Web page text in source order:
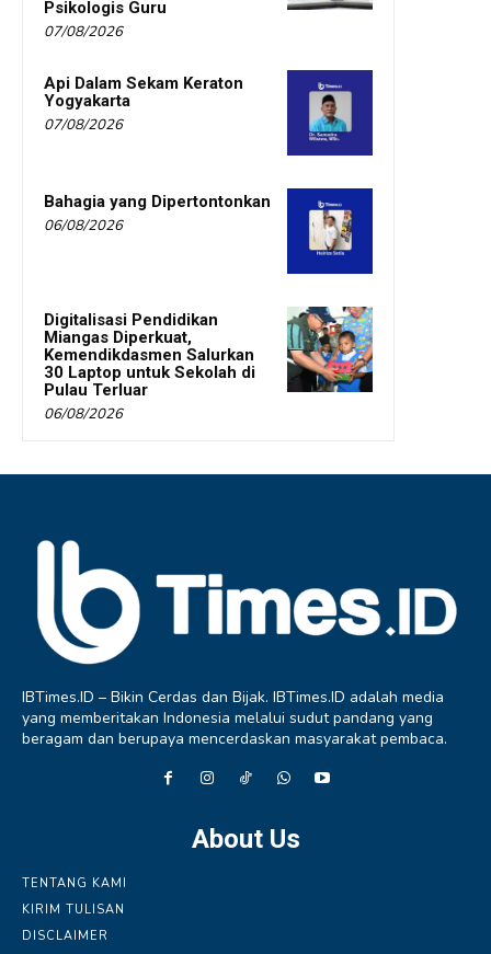
Psikologis Guru
07/08/2026
Api Dalam Sekam Keraton
Yogyakarta
07/08/2026
Bahagia yang Dipertontonkan
06/08/2026
Digitalisasi Pendidikan
Miangas Diperkuat,
Kemendikdasmen Salurkan
30 Laptop untuk Sekolah di
Pulau Terluar
06/08/2026
IBTimes.ID – Bikin Cerdas dan Bijak. IBTimes.ID adalah media
yang memberitakan Indonesia melalui sudut pandang yang
beragam dan berupaya mencerdaskan masyarakat pembaca.
About Us
TENTANG KAMI
KIRIM TULISAN
DISCLAIMER